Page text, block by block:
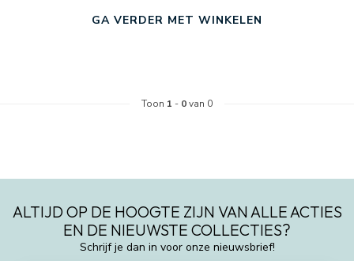
GA VERDER MET WINKELEN
Toon 1 - 0van 0
ALTIJD OP DE HOOGTE ZIJN VAN ALLE ACTIES
EN DE NIEUWSTE COLLECTIES?
Schrijf je dan in voor onze nieuwsbrief!